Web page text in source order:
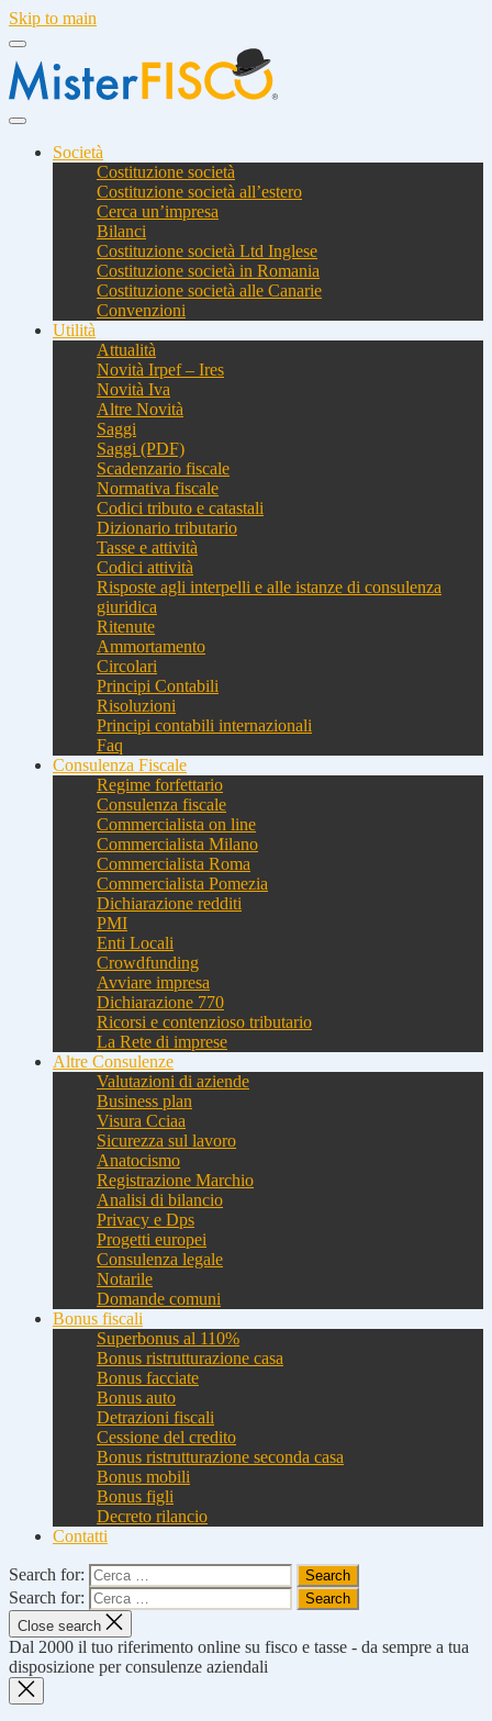
Skip to main
Società
Costituzione società
Costituzione società all’estero
Cerca un’impresa
Bilanci
Costituzione società Ltd Inglese
Costituzione società in Romania
Costituzione società alle Canarie
Convenzioni
Utilità
Attualità
Novità Irpef – Ires
Novità Iva
Altre Novità
Saggi
Saggi (PDF)
Scadenzario fiscale
Normativa fiscale
Codici tributo e catastali
Dizionario tributario
Tasse e attività
Codici attività
Risposte agli interpelli e alle istanze di consulenza
giuridica
Ritenute
Ammortamento
Circolari
Principi Contabili
Risoluzioni
Principi contabili internazionali
Faq
Consulenza Fiscale
Regime forfettario
Consulenza fiscale
Commercialista on line
Commercialista Milano
Commercialista Roma
Commercialista Pomezia
Dichiarazione redditi
PMI
Enti Locali
Crowdfunding
Avviare impresa
Dichiarazione 770
Ricorsi e contenzioso tributario
La Rete di imprese
Altre Consulenze
Valutazioni di aziende
Business plan
Visura Cciaa
Sicurezza sul lavoro
Anatocismo
Registrazione Marchio
Analisi di bilancio
Privacy e Dps
Progetti europei
Consulenza legale
Notarile
Domande comuni
Bonus fiscali
Superbonus al 110%
Bonus ristrutturazione casa
Bonus facciate
Bonus auto
Detrazioni fiscali
Cessione del credito
Bonus ristrutturazione seconda casa
Bonus mobili
Bonus figli
Decreto rilancio
Contatti
Search for:
Search for:
Close search
Dal 2000 il tuo riferimento online su fisco e tasse - da sempre a tua
disposizione per consulenze aziendali